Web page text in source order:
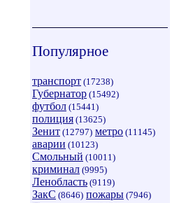
Популярное
транспорт (17238)
Губернатор (15492)
футбол (15441)
полиция (13625)
Зенит (12797) метро (11145)
аварии (10123)
Смольный (10011)
криминал (9995)
Ленобласть (9119)
ЗакС (8646) пожары (7946)